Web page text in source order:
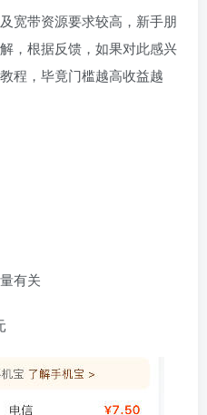
宽带资源要求较高，新手朋
，根据反馈，如果对此感兴
程，毕竟门槛越高收益越
有关